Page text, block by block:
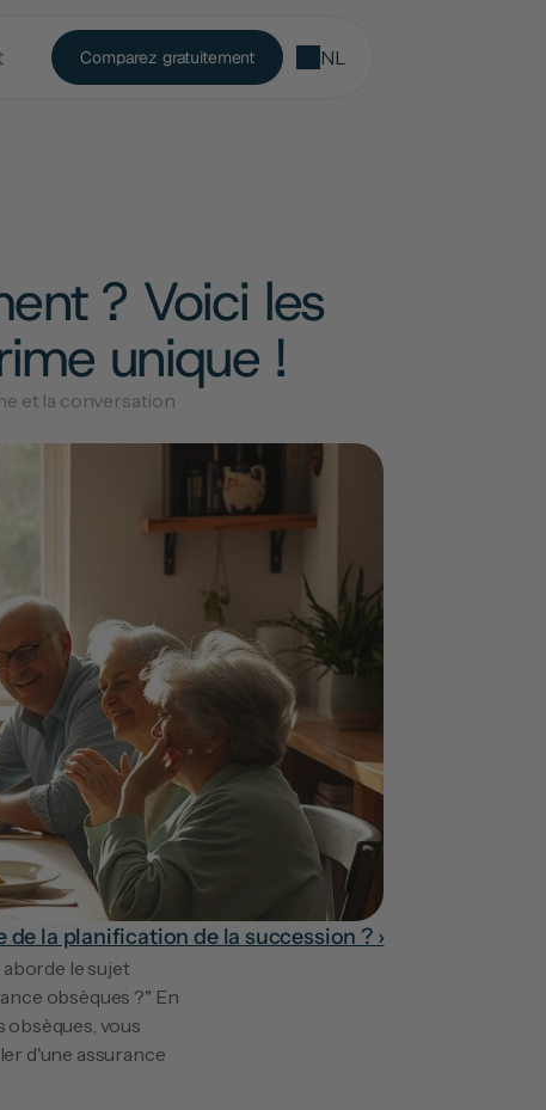
Comparez gratuitement NL
? Voici les
unique !
et la conversation
de la planification de la succession ? ›
le sujet
obsèques ?" En
vous
d'une assurance